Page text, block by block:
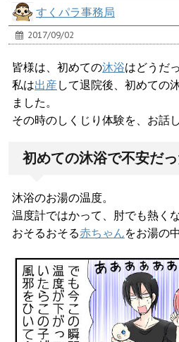
すくパラ事務局
2017/09/02
皆様は、初めての沐浴はどうだ
私は出産 して退院後、初めての
ました。
その時のしくじり体験を、お話
初めての沐浴で不安だ
沐浴のお湯の温度。
温度計ではかって、肘でも熱く
おそるおそる赤ちゃんをお湯の